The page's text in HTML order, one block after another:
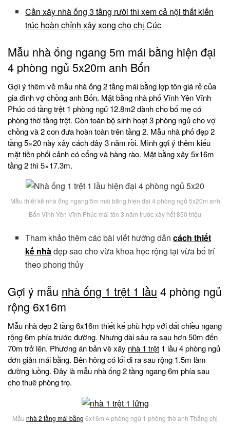
Cần xây nhà ống 3 tầng rưỡi thì xem cả nội thất kiến
trúc hoàn chỉnh xây xong cho chị Cúc
Mẫu nhà ống ngang 5m mái bằng hiện đại
4 phòng ngủ 5x20m anh Bốn
Gợi ý thêm về mẫu nhà ống 2 tầng mái bằng lợp tôn giá rẻ của
gia đình vợ chồng anh Bốn. Mặt bằng nhà phố Vĩnh Yên Vĩnh
Phúc có tầng trệt 1 phòng ngủ 12.8m2 dành cho bố mẹ có
phòng thờ tầng trệt. Còn toàn bộ sinh hoạt 3 phòng ngủ cho vợ
chồng và 2 con đưa hoàn toàn trên tầng 2. Mẫu nhà phố đẹp 2
tầng 5×20 này xây cách đây 3 năm rồi. Mình gợi ý thêm kiểu
mặt tiền phối cảnh có cổng và hàng rào. Mặt bằng xây 5x16m
tầng 2 thì 5×17.3m.
Mẫu thiết kế nhà ống ngang 5m mái bằng hiện đại 4 phòng ngủ 5x20m anh
Bốn Vĩnh Yên Vĩnh Phúc mái tôn 3 năm trước xây hết 850 triệu
Tham khảo thêm các bài viết hướng dẫncách thiết
kế nhàđẹp sao cho vừa khoa học rộng tại vừa bố trí
theo phong thủy
Gợi ý mẫu nhà ống 1 trệt 1 lầu 4 phòng ngủ
rộng 6x16m
Mẫu nhà đẹp 2 tầng 6x16m thiết kế phù hợp với đất chiều ngang
rộng 6m phía trước đường. Nhưng dài sâu ra sau hơn 50m đến
70m trở lên. Phương án bản vẽ xây nhà 1 trệt 1 lầu 4 phòng ngủ
đơn giản mái bằng. Bên hông có lối đi ra sau rộng 1.5m làm
đường luồng. Đây là mẫu nhà ống 2 tầng ngang 6m phía sau
cho thuê phòng trọ.
Mẫu nhà 2 tầng mái bằng 6x16m 4 phòng ngủ 1 phòng thờ anh Thắng chị